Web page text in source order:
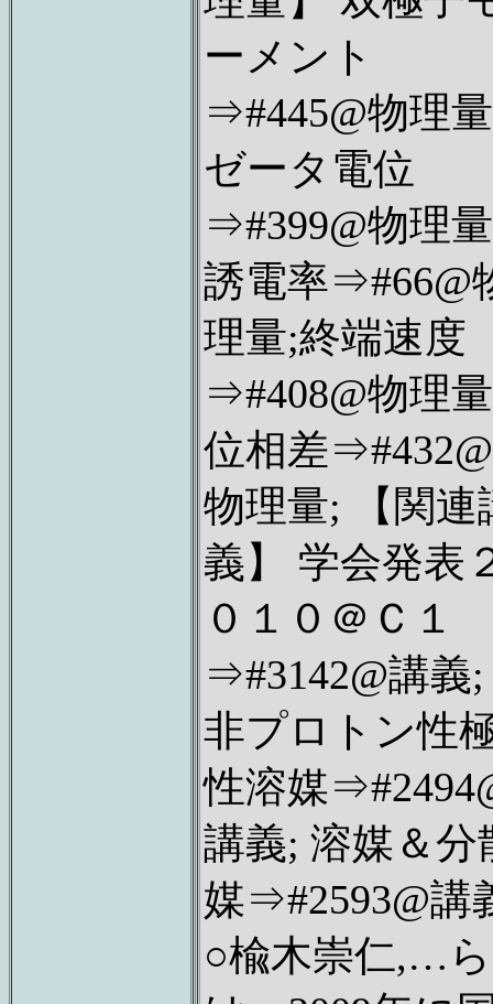
ーメント
⇒#445@物理
ゼータ電位
⇒#399@物理
誘電率⇒#66@
理量;終端速度
⇒#408@物理
位相差⇒#432@
物理量; 【関連
義】 学会発表
０１０＠Ｃ１
⇒#3142@講義;
非プロトン性
性溶媒
講義; 溶媒＆分
媒⇒#2593@講
○楡木崇仁,…ら